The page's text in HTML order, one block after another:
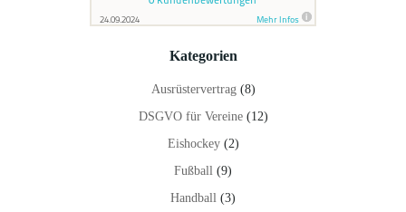
Kategorien
Ausrüstervertrag(8)
DSGVO für Vereine(12)
Eishockey(2)
Fußball (9)
Handball (3)